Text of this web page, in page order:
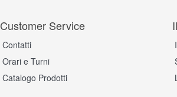
Customer Service
Contatti
Orari e Turni
Catalogo Prodotti